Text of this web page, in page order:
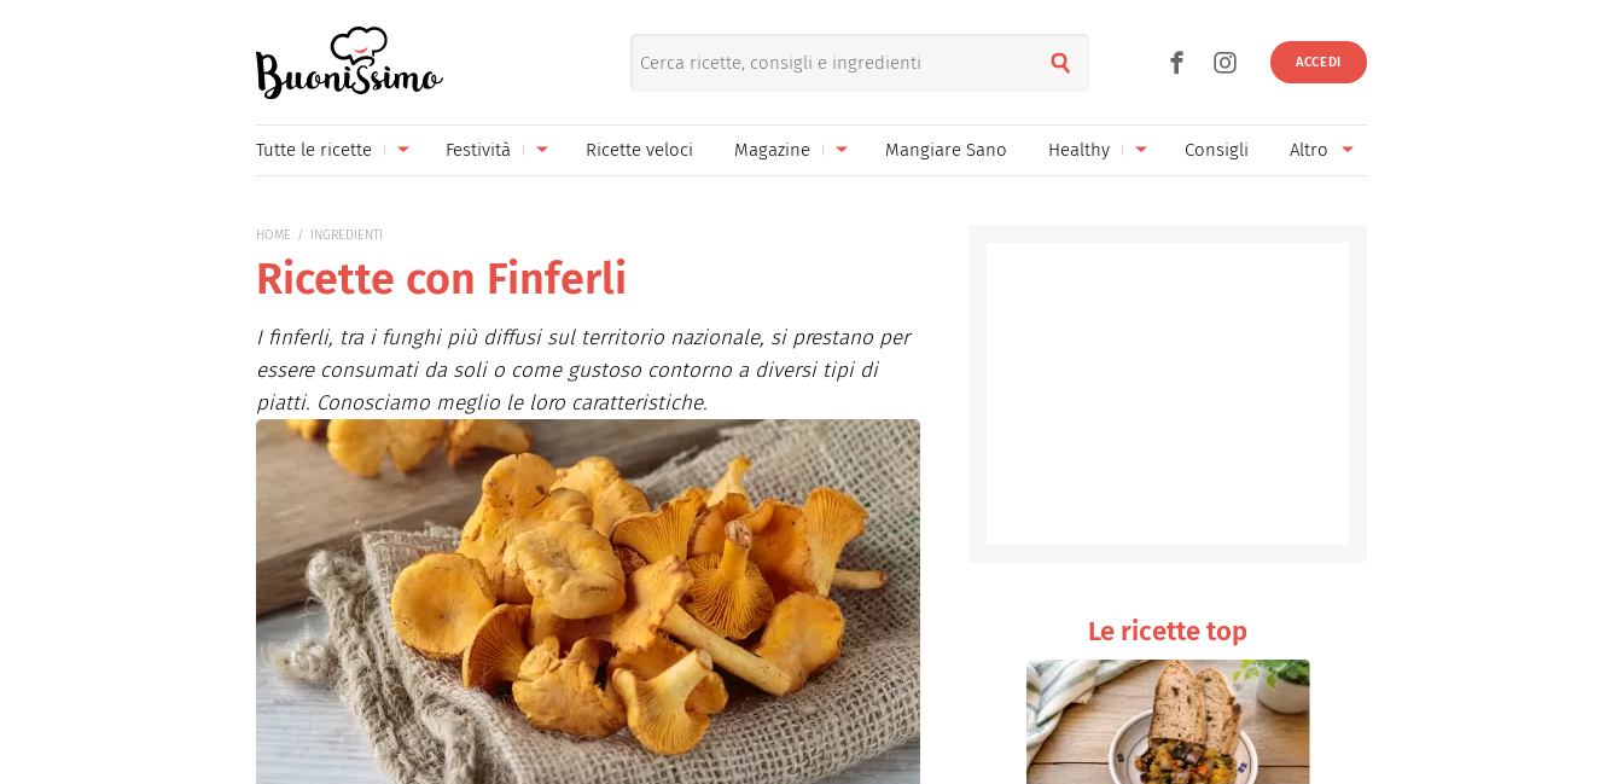
ACCEDI
Tutte le ricette
Primi piatti Pane pizza focacce
Contorni Conserve
Formaggi Ricette di base
Bevande
Dolci
Festività
Carnevale
Festa della Mamma
Festa del Papà
Halloween
Natale
Pasqua
San Valentino
Ricette veloci Magazine Mangiare Sano Healthy Consigli Altro
HOME INGREDIENTI
Ricette con Finferli
I finferli, tra i funghi più diffusi sul territorio nazionale, si prestano per
essere consumati da soli o come gustoso contorno a diversi tipi di
piatti. Conosciamo meglio le loro caratteristiche.
Le ricette top